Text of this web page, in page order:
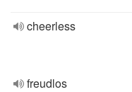
cheerless
freudlos